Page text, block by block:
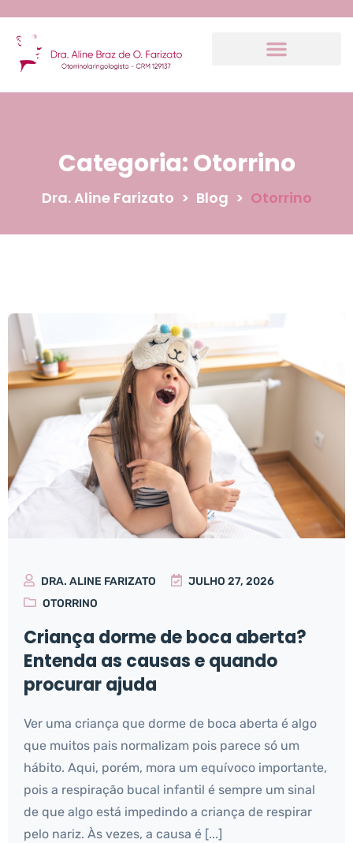
Categoria:Otorrino
Dra. Aline Farizato > Blog > Otorrino
DRA. ALINE FARIZATO
JULHO 27, 2026
OTORRINO
Criança dorme de boca aberta?
Entenda as causas e quando
procurar ajuda
Ver uma criança que dorme de boca aberta é algo
que muitos pais normalizam pois parece só um
hábito. Aqui, porém, mora um equívoco importante,
pois a respiração bucal infantil é sempre um sinal
de que algo está impedindo a criança de respirar
pelo nariz. Às vezes, a causa é [...]